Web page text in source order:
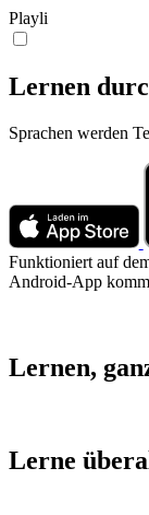
Playli
Lernen
Sprachen werden
Funktioniert auf
Android-App
Lernen,
Lerne